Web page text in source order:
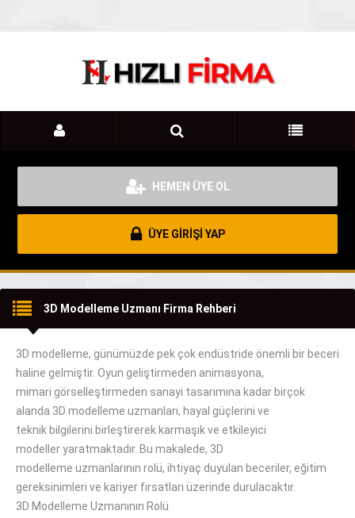
HEMEN ÜYE OL
ÜYE GİRİŞİ YAP
3D Modelleme Uzmanı Firma Rehberi
3D modelleme, günümüzde pek çok endüstride önemli bir beceri
haline gelmiştir. Oyun geliştirmeden animasyona,
mimari görselleştirmeden sanayi tasarımına kadar birçok
alanda 3D modelleme uzmanları, hayal güçlerini ve
teknik bilgilerini birleştirerek karmaşık ve etkileyici
modelleryaratmaktadır. Bu makalede, 3D
modelleme uzmanlarının rolü, ihtiyaç duyulan beceriler, eğitim
gereksinimleri ve kariyer fırsatları üzerinde durulacaktır.
3D Modelleme Uzmanının Rolü